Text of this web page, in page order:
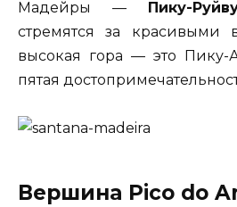
Мадейры — Пику-
стремятся за красивыми
высокая гора — это Пику-
пятая
Вершина Pico do